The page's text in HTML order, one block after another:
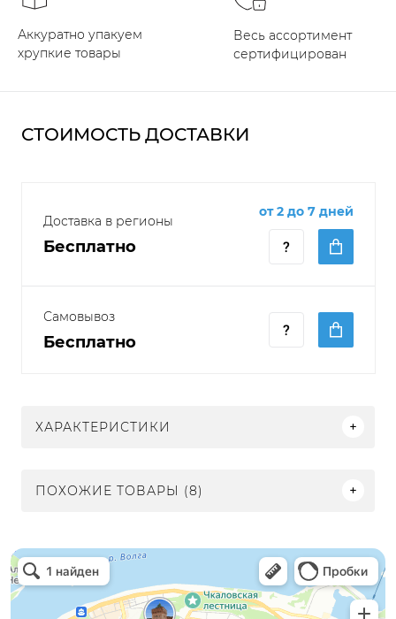
Аккуратно упакуем
хрупкие товары
Весь ассортимент
сертифицирован
СТОИМОСТЬ ДОСТАВКИ
Доставка в регионы
Бесплатно
от 2 до 7 дней
Самовывоз
Бесплатно
ХАРАКТЕРИСТИКИ
ПОХОЖИЕ ТОВАРЫ (8)
Электрон
Светильники в Нижнем Новгороде
Электротехническая продукция в Нижнем Новгороде